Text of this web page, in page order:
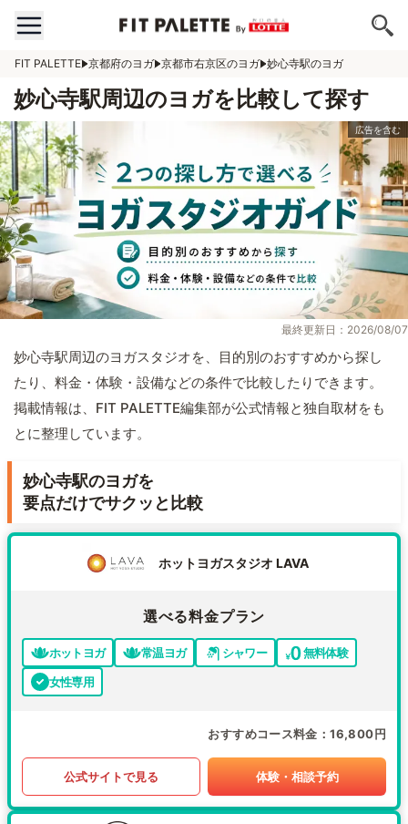
FIT PALETTE 京都府のヨガ 京都市右京区のヨガ 妙心寺駅のヨガ
妙心寺駅周辺のヨガを比較して探す
最終更新日：2026/08/07
妙心寺駅周辺のヨガスタジオを、目的別のおすすめから探し
たり、料金・体験・設備などの条件で比較したりできます。
掲載情報は、FIT PALETTE編集部が公式情報と独自取材をも
とに整理しています。
妙心寺駅のヨガを
要点だけでサクッと比較
ホットヨガスタジオ LAVA
選べる料金プラン
ホットヨガ 常温ヨガ シャワー
無料体験
女性専用
おすすめコース料金 16,800円
公式サイトで見る 体験・相談予約